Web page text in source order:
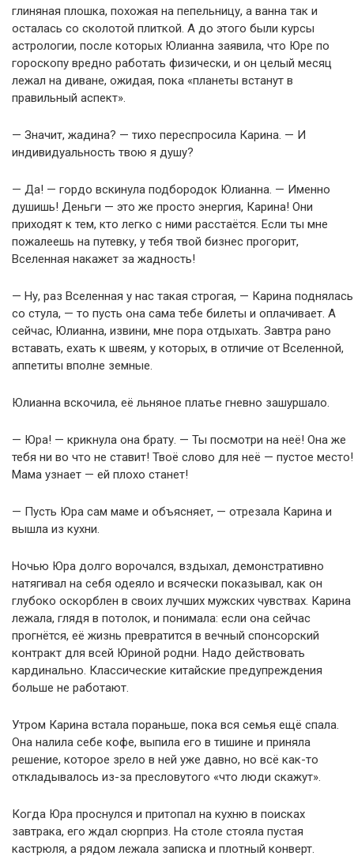
глиняная плошка, похожая на пепельницу, а ванна так и
осталась со сколотой плиткой. А до этого были курсы
астрологии, после которых Юлианна заявила, что Юре по
гороскопу вредно работать физически, и он целый месяц
лежал на диване, ожидая, пока «планеты встанут в
правильный аспект».
— Значит, жадина? — тихо переспросила Карина. — И
индивидуальность твою я душу?
— Да! — гордо вскинула подбородок Юлианна. — Именно
душишь! Деньги — это же просто энергия, Карина! Они
приходят к тем, кто легко с ними расстаётся. Если ты мне
пожалеешь на путевку, у тебя твой бизнес прогорит,
Вселенная накажет за жадность!
— Ну, раз Вселенная у нас такая строгая, — Карина поднялась
со стула, — то пусть она сама тебе билеты и оплачивает. А
сейчас, Юлианна, извини, мне пора отдыхать. Завтра рано
вставать, ехать к швеям, у которых, в отличие от Вселенной,
аппетиты вполне земные.
Юлианна вскочила, её льняное платье гневно зашуршало.
— Юра! — крикнула она брату. — Ты посмотри на неё! Она же
тебя ни во что не ставит! Твоё слово для неё — пустое место!
Мама узнает — ей плохо станет!
— Пусть Юра сам маме и объясняет, — отрезала Карина и
вышла из кухни.
Ночью Юра долго ворочался, вздыхал, демонстративно
натягивал на себя одеяло и всячески показывал, как он
глубоко оскорблен в своих лучших мужских чувствах. Карина
лежала, глядя в потолок, и понимала: если она сейчас
прогнётся, её жизнь превратится в вечный спонсорский
контракт для всей Юриной родни. Надо действовать
кардинально. Классические китайские предупреждения
больше не работают.
Утром Карина встала пораньше, пока вся семья ещё спала.
Она налила себе кофе, выпила его в тишине и приняла
решение, которое зрело в ней уже давно, но всё как-то
откладывалось из-за пресловутого «что люди скажут».
Когда Юра проснулся и притопал на кухню в поисках
завтрака, его ждал сюрприз. На столе стояла пустая
кастрюля, а рядом лежала записка и плотный конверт.